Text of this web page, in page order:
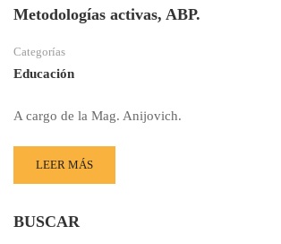
Metodologías activas, ABP.
Categorías
Educación
A cargo de la Mag. Anijovich.
LEER MÁS
BUSCAR